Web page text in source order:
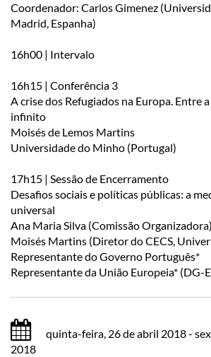
Coordenador: Carlos Gimenez
Madrid, Espanha)
16h00 | Intervalo
16h15 | Conferência 3
A crise dos Refugiados na Europa. Entre
infinito
Moisés de Lemos Martins
Universidade do Minho (Portugal)
17h15 | Sessão de Encerramento
Desafios sociais e políticas públicas: a
universal
Ana Maria Silva (Comissão Organizadora)
Moisés Martins (Diretor do CECS,
Representante do Governo Português*
Representante da União Europeia* (DG-
quinta-feira, 26 de abril 2018 -
2018